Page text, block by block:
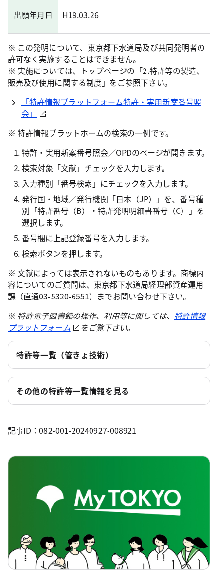
出願年月日 H19.03.26
※ この発明について、東京都下水道局及び共同発明者の
許可なく実施することはできません。
※ 実施については、トップページの「2.特許等の製造、
販売及び使用に関する制度」をご参照下さい。
「特許情報プラットフォーム特許・実用新案番号照
会」
※ 特許情報プラットホームの検索の一例です。
特許・実用新案番号照会／OPDのページが開きます。
検索対象「文献」チェックを入力します。
入力種別「番号検索」にチェックを入力します。
発行国・地域／発行機関「日本（JP）」を、番号種
別「特許番号（B）・特許発明明細書番号（C）」を
選択します。
番号欄に上記登録番号を入力します。
検索ボタンを押します。
※ 文献によっては表示されないものもあります。商標内
容についてのご質問は、東京都下水道局経理部資産運用
課（直通03-5320-6551）までお問い合わせ下さい。
※ 特許電子図書館の操作、利用等に関しては、 特許情報
プラットフォーム
をご覧下さい。
特許等一覧（管きょ技術）
その他の特許等一覧情報を見る
記事ID：082-001-20240927-008921